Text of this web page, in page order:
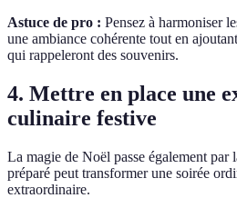
Astuce de pro : Pensez à harmoniser
une ambiance cohérente tout en
qui rappeleront des souvenirs.
4. Mettre en place une
culinaire festive
La magie de Noël passe également par
préparé peut transformer une soirée
extraordinaire.